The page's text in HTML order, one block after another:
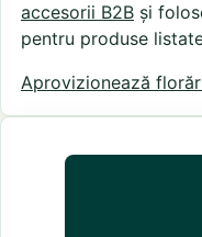
accesorii B2B și
pentru produse
Aprovizionează